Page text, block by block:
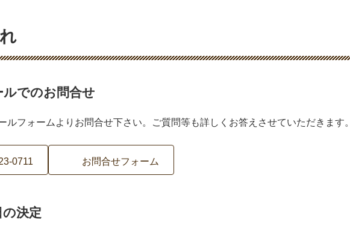
ルでのお問合せ
ルフォームよりお問合せ下さい。ご質問等も詳しくお答えさせていただきます。
0711 お問合せフォーム
決定